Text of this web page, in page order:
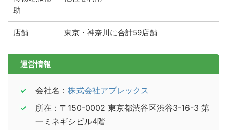
助
店舗 東京・神奈川に合計59店舗
運営情報
会社名： 株式会社アプレックス
所在：〒150-0002 東京都渋谷区渋谷3-16-3 第
一ミネギシビル4階